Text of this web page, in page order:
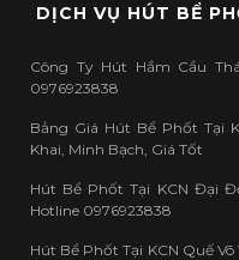
DỊCH VỤ HÚT BỂ
Công Ty Hút Hầm Cầu
0976923838
Bảng Giá Hút Bể Phốt Tại
Khai, Minh Bạch, Giá Tốt
Hút Bể Phốt Tại KCN Đại
Hotline 0976923838
Hút Bể Phốt Tại KCN Quế